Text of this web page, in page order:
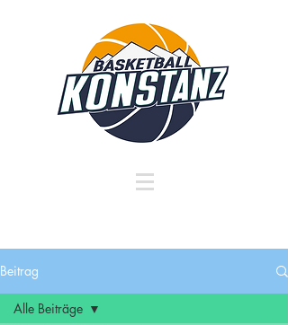
Beitrag
Alle Beiträge